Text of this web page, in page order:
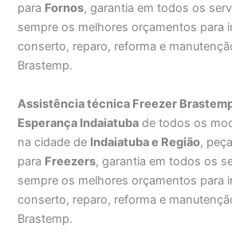
para Fornos, garantia em todos os
sempre os melhores orçamentos para
conserto, reparo, reforma e
Brastemp.
Assistência técnica Freezer
Esperança Indaiatuba de todos os
na cidade de Indaiatuba e Região,
para Freezers, garantia em todos os
sempre os melhores orçamentos para
conserto, reparo, reforma e
Brastemp.